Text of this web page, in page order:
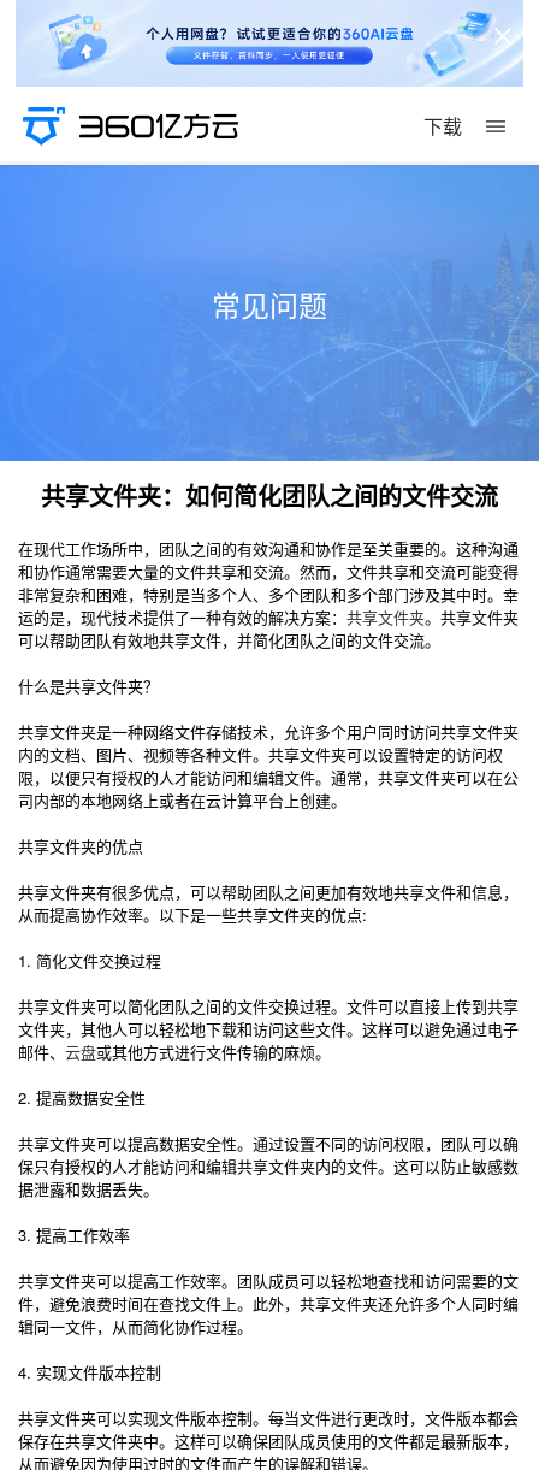
下载
常见问题
共享文件夹：如何简化团队之间的文件交流
在现代工作场所中，团队之间的有效沟通和协作是至关重要的。这种沟通
和协作通常需要大量的文件共享和交流。然而，文件共享和交流可能变得
非常复杂和困难，特别是当多个人、多个团队和多个部门涉及其中时。幸
运的是，现代技术提供了一种有效的解决方案： 共享文件夹。共享文件夹
可以帮助团队有效地共享文件，并简化团队之间的文件交流。
什么是共享文件夹？
共享文件夹是一种网络文件存储技术，允许多个用户同时访问共享文件夹
内的文档、图片、视频等各种文件。共享文件夹可以设置特定的访问权
限，以便只有授权的人才能访问和编辑文件。通常，共享文件夹可以在公
司内部的本地网络上或者在云计算平台上创建。
共享文件夹的优点
共享文件夹有很多优点，可以帮助团队之间更加有效地共享文件和信息，
从而提高协作效率。以下是一些共享文件夹的优点:
1. 简化文件交换过程
共享文件夹可以简化团队之间的文件交换过程。文件可以直接上传到共享
文件夹，其他人可以轻松地下载和访问这些文件。这样可以避免通过电子
邮件、 云盘或其他方式进行文件传输的麻烦。
2. 提高数据安全性
共享文件夹可以提高数据安全性。通过设置不同的访问权限，团队可以确
保只有授权的人才能访问和编辑共享文件夹内的文件。这可以防止敏感数
据泄露和数据丢失。
3. 提高工作效率
共享文件夹可以提高工作效率。团队成员可以轻松地查找和访问需要的文
件，避免浪费时间在查找文件上。此外，共享文件夹还允许多个人同时编
辑同一文件，从而简化协作过程。
4. 实现文件版本控制
共享文件夹可以实现文件版本控制。每当文件进行更改时，文件版本都会
保存在共享文件夹中。这样可以确保团队成员使用的文件都是最新版本，
从而避免因为使用过时的文件而产生的误解和错误。